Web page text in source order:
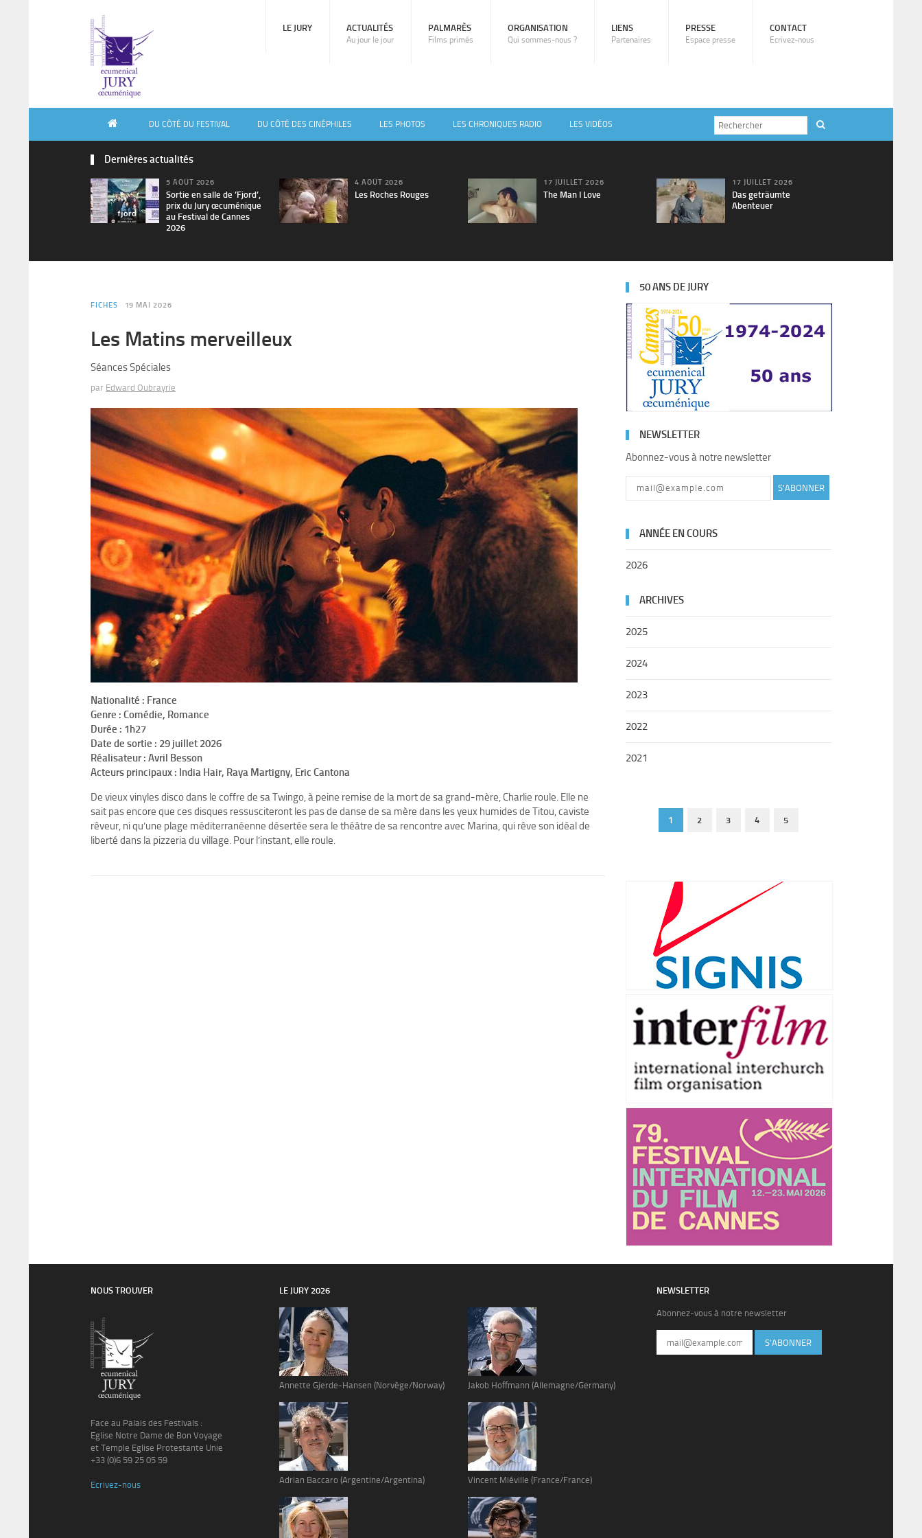
LE JURY ACTUALITÉS
Au jour le jour
PALMARÈS
Films primés
ORGANISATION
Qui sommes-nous ?
LIENS
Partenaires
PRESSE
Espace presse
CONTACT
Ecrivez-nous
DU CÔTÉ DU FESTIVAL DU CÔTÉ DES CINÉPHILES LES PHOTOS LES CHRONIQUES RADIO LES VIDÉOS
Dernières actualités
5 AOÛT 2026
Sortie en salle de ’Fjord’,
prix du Jury œcuménique
au Festival de Cannes
2026
4 AOÛT 2026
Les Roches Rouges
17 JUILLET 2026
The Man I Love
17 JUILLET 2026
Das geträumte
Abenteuer
FICHES 19 MAI 2026
Les Matins merveilleux
Séances Spéciales
par Edward Oubrayrie
Nationalité : France
Genre : Comédie, Romance
Durée : 1h27
Date de sortie : 29 juillet 2026
Réalisateur : Avril Besson
Acteurs principaux : India Hair, Raya Martigny, Eric Cantona
De vieux vinyles disco dans le coffre de sa Twingo, à peine remise de la mort de sa grand-mère, Charlie roule. Elle ne
sait pas encore que ces disques ressusciteront les pas de danse de sa mère dans les yeux humides de Titou, caviste
rêveur, ni qu’une plage méditerranéenne désertée sera le théâtre de sa rencontre avec Marina, qui rêve son idéal de
liberté dans la pizzeria du village. Pour l’instant, elle roule.
50 ANS DE JURY
NEWSLETTER
Abonnez-vous à notre newsletter
S'ABONNER
ANNÉE EN COURS
2026
ARCHIVES
2025
2024
2023
2022
2021
1 2 3 4 5
NOUS TROUVER
Face au Palais des Festivals :
Eglise Notre Dame de Bon Voyage
et Temple Eglise Protestante Unie
+33 (0)6 59 25 05 59
Ecrivez-nous
LE JURY 2026
Annette Gjerde-Hansen (Norvège/Norway)
Adrian Baccaro (Argentine/Argentina)
Jakob Hoffmann (Allemagne/Germany)
Vincent Miéville (France/France)
NEWSLETTER
Abonnez-vous à notre newsletter
S'ABONNER